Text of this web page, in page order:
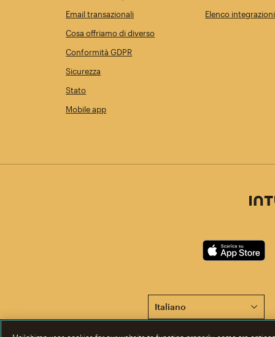
Email transazionali
Cosa offriamo di diverso
Conformità GDPR
Sicurezza
Stato
Mobile app
Elenco integrazioni
Questa pagina è ora